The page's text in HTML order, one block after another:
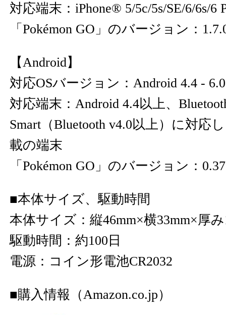
対応端末：iPhone® 5/5c/5s/SE/6/6s/6
「Pokémon GO」のバージョン：
【Android】
対応OSバージョン：Android 4.4 - 6.0
対応端末：Android 4.4以上、
Smart（Bluetooth v4.0以上）に対応
載の端末
「Pokémon GO」のバージョン：
■本体サイズ、駆動時間
本体サイズ：縦46mm×横33mm×厚み
駆動時間：約100日
電源：コイン形電池CR2032
■購入情報（Amazon.co.jp）